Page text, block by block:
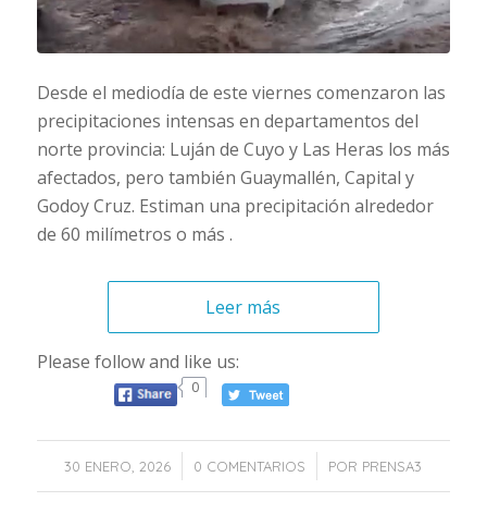
Desde el mediodía de este viernes comenzaron las
precipitaciones intensas en departamentos del
norte provincia: Luján de Cuyo y Las Heras los más
afectados, pero también Guaymallén, Capital y
Godoy Cruz. Estiman una precipitación alrededor
de 60 milímetros o más .
Leer más
Please follow and like us:
0
30 ENERO, 2026
/ 0 COMENTARIOS
/ POR PRENSA3